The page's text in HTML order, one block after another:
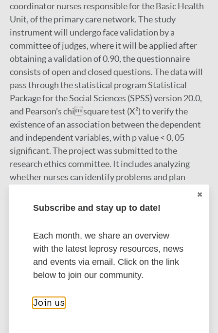
coordinator nurses responsible for the Basic Health
Unit, of the primary care network. The study
instrument will undergo face validation by a
committee of judges, where it will be applied after
obtaining a validation of 0.90, the questionnaire
consists of open and closed questions. The data will
pass through the statistical program Statistical
Package for the Social Sciences (SPSS) version 20.0,
and Pearson's chisquare test (X²) to verify the
existence of an association between the dependent
and independent variables, with p value < 0, 05
significant. The project was submitted to the
research ethics committee. It includes analyzing
whether nurses can identify problems and plan
chain of transmission, helping to eradicate the
Google Scholar
More information
Export citations:
Subscribe and stay up to date!
Each month, we share an overview
with the latest leprosy resources, news
and events via email. Click on the link
below to join our community.
Join us